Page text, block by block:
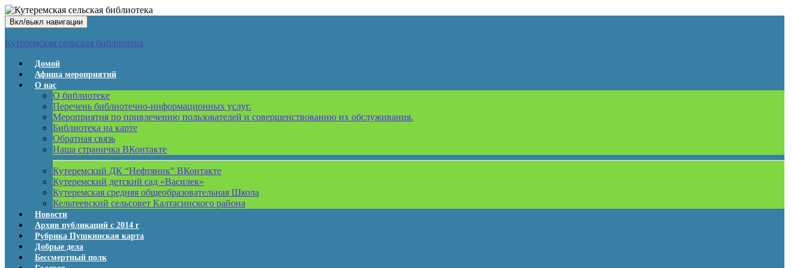
Вкл/выкл навигации
Кутеремская сельская библиотека
Домой
Афиша мероприятий
О нас
О библиотеке
Перечень библиотечно-информационных услуг.
Мероприятия по привлечению пользователей и совершенствованию их обслуживания.
Библиотека на карте
Обратная связь
Наша страничка ВКонтакте
Кутеремский ДК “Нефтяник” ВКонтакте
Кутеремский детский сад «Василек»
Кутеремская средняя общеобразовательная Школа
Кельтеевский сельсовет Калтасинского района
Новости
Архив публикаций с 2014 г
Рубрика Пушкинская карта
Добрые дела
Бессмертный полк